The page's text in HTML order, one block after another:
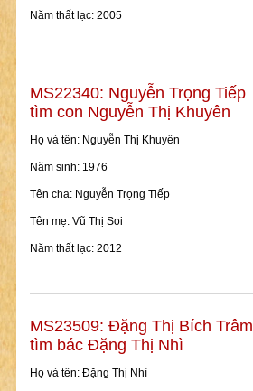
Năm thất lạc: 2005
MS22340: Nguyễn Trọng Tiếp
tìm con Nguyễn Thị Khuyên
Họ và tên: Nguyễn Thị Khuyên
Năm sinh: 1976
Tên cha: Nguyễn Trọng Tiếp
Tên mẹ: Vũ Thị Soi
Năm thất lạc: 2012
MS23509: Đặng Thị Bích Trâm
tìm bác Đặng Thị Nhì
Họ và tên: Đặng Thị Nhì